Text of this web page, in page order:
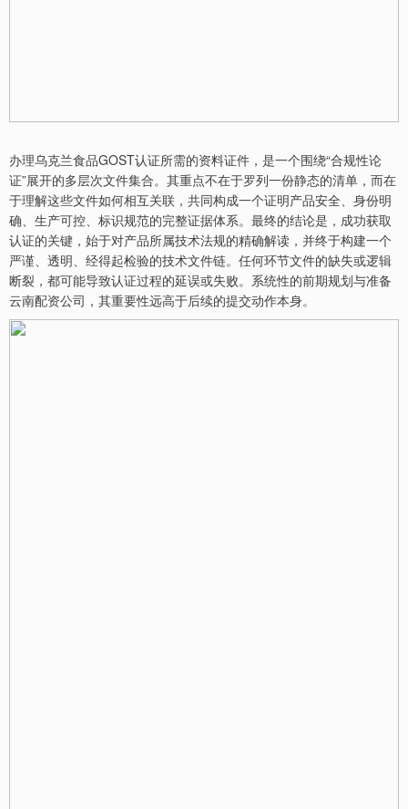
办理乌克兰食品GOST认证所需的资料证件，是一个围绕“合规性论
证”展开的多层次文件集合。其重点不在于罗列一份静态的清单，而在
于理解这些文件如何相互关联，共同构成一个证明产品安全、身份明
确、生产可控、标识规范的完整证据体系。最终的结论是，成功获取
认证的关键，始于对产品所属技术法规的精确解读，并终于构建一个
严谨、透明、经得起检验的技术文件链。任何环节文件的缺失或逻辑
断裂，都可能导致认证过程的延误或失败。系统性的前期规划与准备
云南配资公司，其重要性远高于后续的提交动作本身。